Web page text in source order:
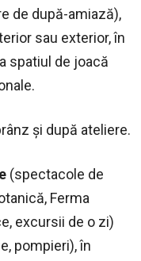
de după-amiază),
sau exterior, în
spatiul de joacă
și după ateliere.
(spectacole de
Ferma
excursii de o zi)
pompieri), în